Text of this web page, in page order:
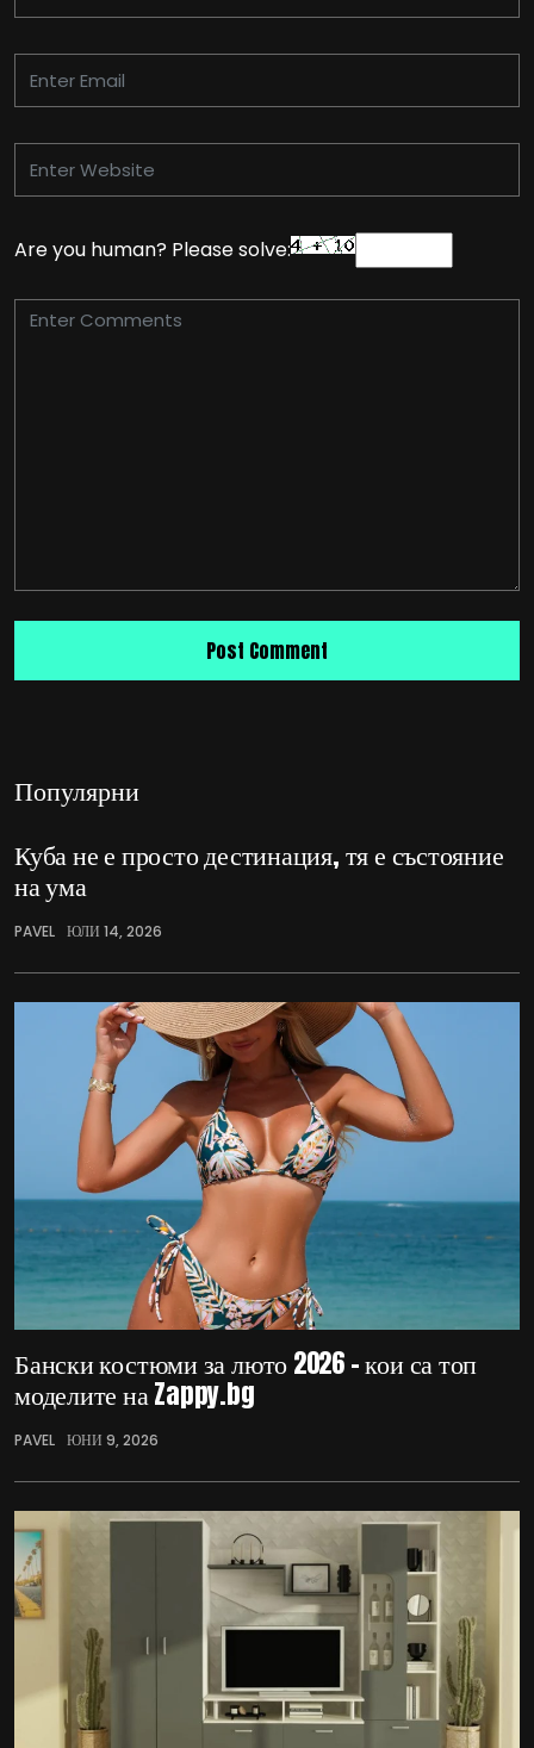
Are you human? Please solve:
Популярни
Куба не е просто дестинация, тя е състояние
на ума
PAVEL ЮЛИ 14, 2026
Бански костюми за люто 2026 – кои са топ
моделите на Zappy.bg
PAVEL ЮНИ 9, 2026